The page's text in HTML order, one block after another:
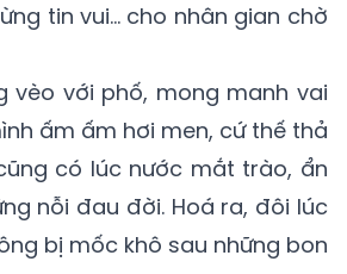
tin vui… cho nhân gian chờ
vèo với phố, mong manh vai
ấm ấm hơi men, cứ thế thả
có lúc nước mắt trào, ẩn
nỗi đau đời. Hoá ra, đôi lúc
bị mốc khô sau những bon